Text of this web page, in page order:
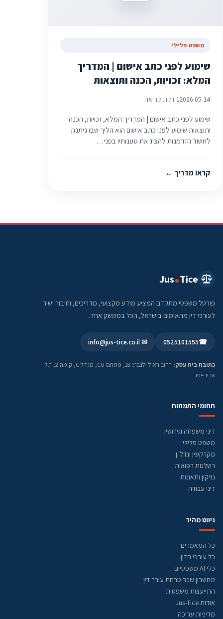
משפט פלילי
שימוע לפני כתב אישום | המדריך
המלא: זכויות, הכנה ותוצאות
2026-05-141 דקת קריאה
שימוע לפני כתב אישום | המדריך המלא, זכויות, הכנה
ותוצאות שימוע לפני כתב אישום הוא הליך שבו ניתנת
לחשוד הזדמנות להציג את טענותיו בפני…
קראו מדריך
Jus Tice
פורטל משפטי מתקדם המציע מידע מקצועי, מדריכים, וחיבור ישיר
לעורכי דין מתאימים בישראל, הכל בממשק אחד.
☎
0525101555
✉ info@jus-tice.co.il
כתובת בית עסק:
רחוב ראול ולנברג 18, מתחם CU, מגדל C, קומה 2, תל
אביב-יפו
תחומי התמחות
דיני משפחה וגירושין
משפט פלילי
מקרקעין ונדל"ן
רשלנות רפואית
נזיקין ותאונות
דיני עבודה
ניווט מהיר
כל המאמרים
כל עורכי הדין
כלי AI משפטיים
מחשבון שכר טרחת עורך דין
התייעצות משפטית
אודות Jus-Tice
מדיניות עריכה